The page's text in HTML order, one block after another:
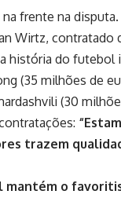
frente na
Wirtz, contratado
história do futebol
(35 milhões de
(30
trazem
mantém o